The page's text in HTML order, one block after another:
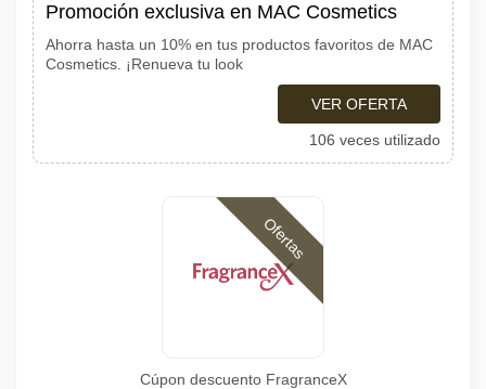
Promoción exclusiva en MAC Cosmetics
Ahorra hasta un 10% en tus productos favoritos de MAC
Cosmetics. ¡Renueva tu look
VER OFERTA
106 veces utilizado
Ofertas
Cúpon descuento FragranceX